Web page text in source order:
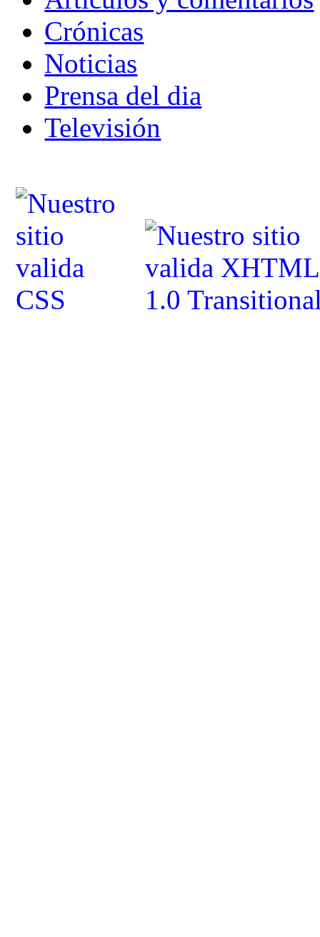
Crónicas
Noticias
Prensa del dia
Televisión